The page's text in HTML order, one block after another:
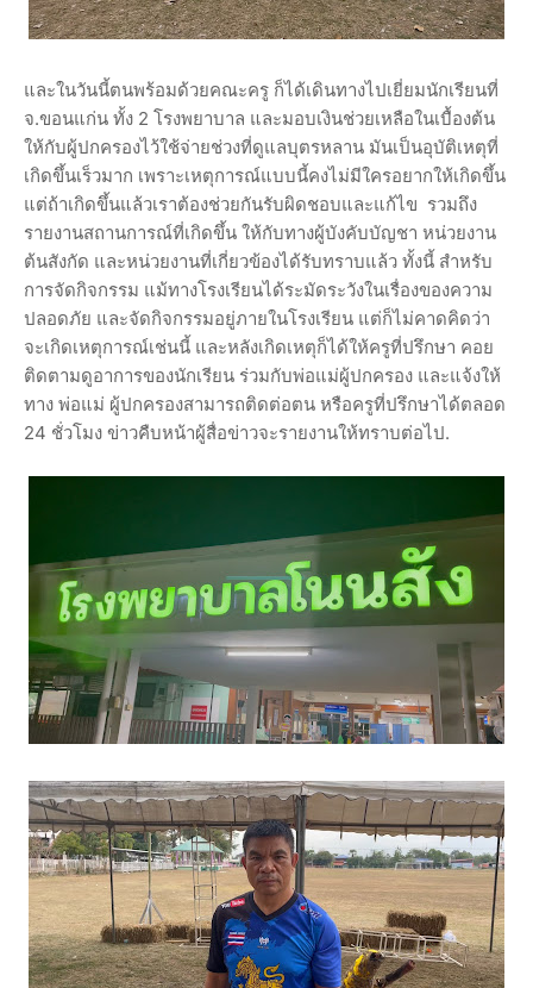
และในวันนี้ตนพร้อมด้วยคณะครู ก็ได้เดินทางไปเยี่ยมนักเรียนที่
จ.ขอนแก่น ทั้ง 2 โรงพยาบาล และมอบเงินช่วยเหลือในเบื้องต้น
ให้กับผู้ปกครองไว้ใช้จ่ายช่วงที่ดูแลบุตรหลาน มันเป็นอุบัติเหตุที่
เกิดขึ้นเร็วมาก เพราะเหตุการณ์แบบนี้คงไม่มีใครอยากให้เกิดขึ้น
แต่ถ้าเกิดขึ้นแล้วเราต้องช่วยกันรับผิดชอบและแก้ไข รวมถึง
รายงานสถานการณ์ที่เกิดขึ้น ให้กับทางผู้บังคับบัญชา หน่วยงาน
ต้นสังกัด และหน่วยงานที่เกี่ยวข้องได้รับทราบแล้ว ทั้งนี้ สำหรับ
การจัดกิจกรรม แม้ทางโรงเรียนได้ระมัดระวังในเรื่องของความ
ปลอดภัย และจัดกิจกรรมอยู่ภายในโรงเรียน แต่ก็ไม่คาดคิดว่า
จะเกิดเหตุการณ์เช่นนี้ และหลังเกิดเหตุก็ได้ให้ครูที่ปรึกษา คอย
ติดตามดูอาการของนักเรียน ร่วมกับพ่อแม่ผู้ปกครอง และแจ้งให้
ทาง พ่อแม่ ผู้ปกครองสามารถติดต่อตน หรือครูที่ปรึกษาได้ตลอด
24 ชั่วโมง ข่าวคืบหน้าผู้สื่อข่าวจะรายงานให้ทราบต่อไป.